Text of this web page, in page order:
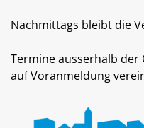
Nachmittags bleibt die
Termine ausserhalb
auf Voranmeldung